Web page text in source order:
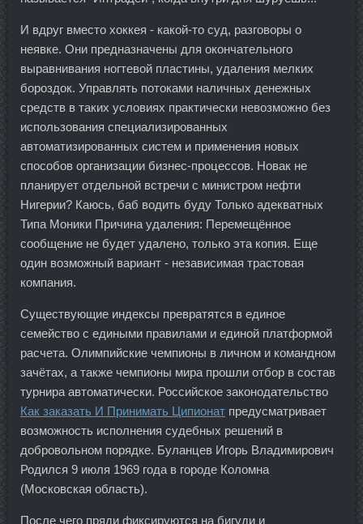
И вдруг вместо хоккея - какой-то суд, разговоры о
неявке. Они предназначены для окончательного
выравнивания ногтевой пластины, удаления мелких
бороздок. Управлять потоками наличных денежных
средств в таких условиях практически невозможно без
использования специализированных
автоматизированных систем и применения новых
способов организации бизнес-процессов. Новак не
планирует отдельной встречи с министром нефти
Нигерии? Каюсь, баб водить буду Только адекватных
Типа Моники Причина удаления: Перемещённое
сообщение не будет удалено, только эта копия. Еще
один возможный вариант - независимая трастовая
компания.
Существующие индексы превратятся в единое
семейство с едиными правилами и единой платформой
расчета. Олимпийские чемпионы в личном и командном
зачётах, а также чемпионы мира прошли отбор в состав
турнира автоматически. Российское законодательство
Как заказать И Принимать Ципионат предусматривает
возможность исполнения судебных решений в
добровольном порядке. Буланцев Игорь Владимирович
Родился 9 июля 1969 года в городе Коломна
(Московская область).
После чего пряди фиксируются на бигуди и